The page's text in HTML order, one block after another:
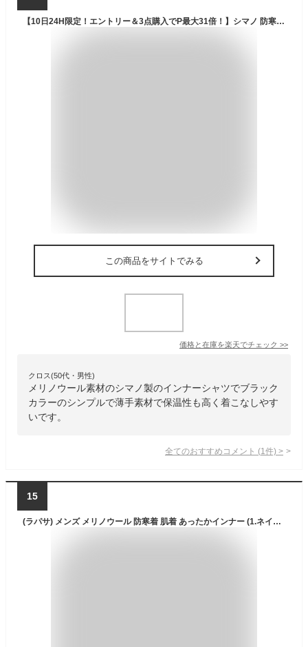
【10日24H限定！エントリー＆3点購入でP最大31倍！】シマノ 防寒ウェア メリノウール アクティブウォーム インナーシャツ L ブラック IN-050X
この商品をサイトでみる
価格と在庫を楽天でチェック >>
クロス(50代・男性)
メリノウール素材のシマノ製のインナーシャツでブラック
カラーのシンプルで薄手素材で保温性も高く着こなしやす
いです。
全てのおすすめコメント (1 件) >
15
(ラパサ) メンズ メリノウール 防寒着 肌着 あったかインナー (1.ネイビー1枚_(薄手シャツ),2XL)